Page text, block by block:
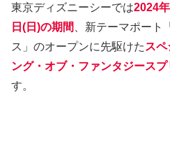
東京ディズニーシーでは2024
日(日)の期間
、新テーマポー
ス」のオープンに先駆けた ス
ング・オブ・ファンタジース
す。